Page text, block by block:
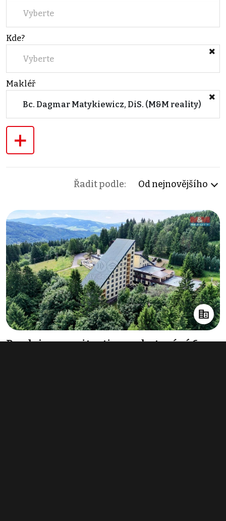
Vyberte
Kde?
Vyberte
Makléř
Bc. Dagmar Matykiewicz, DiS. (M&M reality)
+
Řadit podle: Od nejnovějšího
Prodej nemovitosti pro ubytování 6